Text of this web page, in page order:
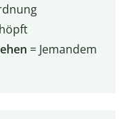
= Jemandem